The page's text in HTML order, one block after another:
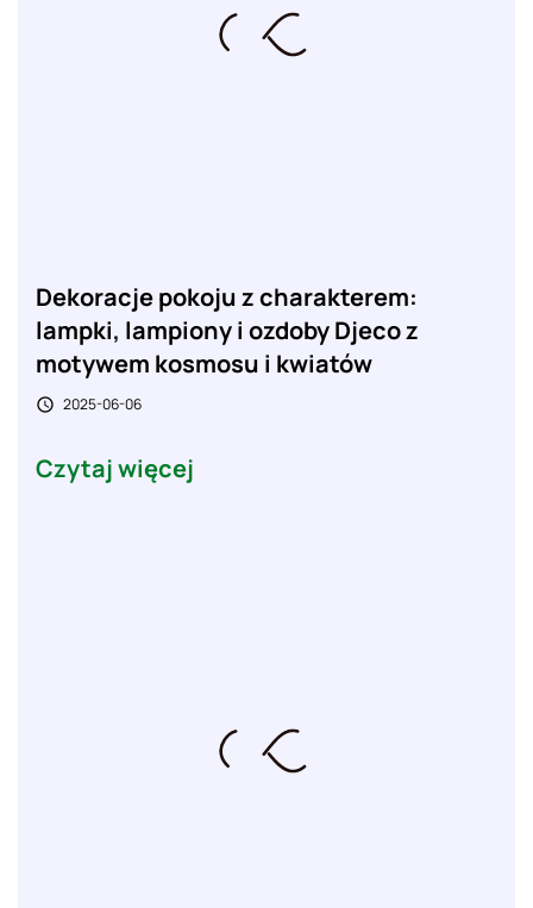
Dekoracje pokoju z charakterem:
lampki, lampiony i ozdoby Djeco z
motywem kosmosu i kwiatów
 2025-06-06
Czytaj więcej